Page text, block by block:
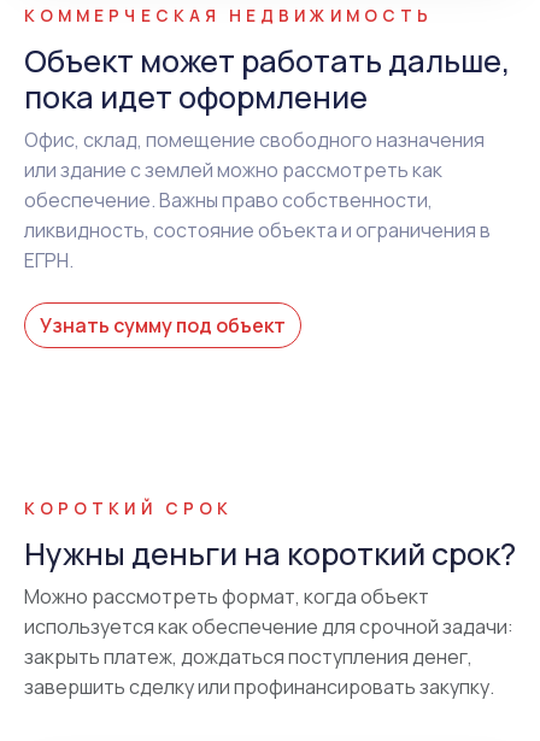
КОММЕРЧЕСКАЯ НЕДВИЖИМОСТЬ
Объект может работать дальше,
пока идет оформление
Офис, склад, помещение свободного назначения
или здание с землей можно рассмотреть как
обеспечение. Важны право собственности,
ликвидность, состояние объекта и ограничения в
ЕГРН.
Узнать сумму под объект
КОРОТКИЙ СРОК
Нужны деньги на короткий срок?
Можно рассмотреть формат, когда объект
используется как обеспечение для срочной задачи:
закрыть платеж, дождаться поступления денег,
завершить сделку или профинансировать закупку.